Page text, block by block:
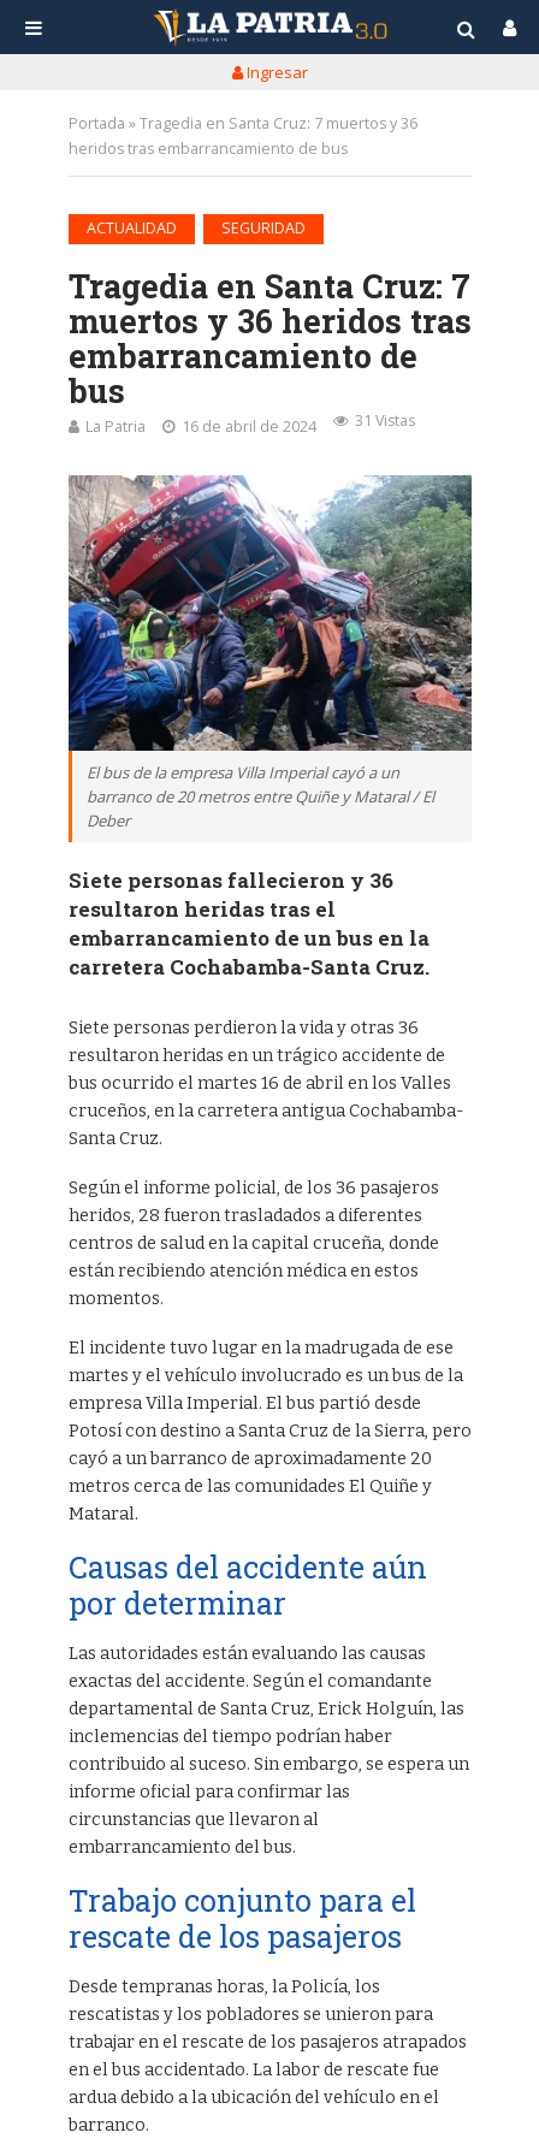
Ingresar
Portada »Tragedia en Santa Cruz: 7 muertos y 36
heridos tras embarrancamiento de bus
ACTUALIDAD SEGURIDAD
Tragedia en Santa Cruz: 7
muertos y 36 heridos tras
embarrancamiento de
bus
La Patria 16 de abril de 2024 31 Vistas
El bus de la empresa Villa Imperial cayó a un
barranco de 20 metros entre Quiñe y Mataral / El
Deber
Siete personas fallecieron y 36
resultaron heridas tras el
embarrancamiento de un bus en la
carretera Cochabamba-Santa Cruz.
Siete personas perdieron la vida y otras 36
resultaron heridas en un trágico accidente de
bus ocurrido el martes 16 de abril en los Valles
cruceños, en la carretera antigua Cochabamba-
Santa Cruz.
Según el informe policial, de los 36 pasajeros
heridos, 28 fueron trasladados a diferentes
centros de salud en la capital cruceña, donde
están recibiendo atención médica en estos
momentos.
El incidente tuvo lugar en la madrugada de ese
martes y el vehículo involucrado es un bus de la
empresa Villa Imperial. El bus partió desde
Potosí con destino a Santa Cruz de la Sierra, pero
cayó a un barranco de aproximadamente 20
metros cerca de las comunidades El Quiñe y
Mataral.
Causas del accidente aún
por determinar
Las autoridades están evaluando las causas
exactas del accidente. Según el comandante
departamental de Santa Cruz, Erick Holguín, las
inclemencias del tiempo podrían haber
contribuido al suceso. Sin embargo, se espera un
informe oficial para confirmar las
circunstancias que llevaron al
embarrancamiento del bus.
Trabajo conjunto para el
rescate de los pasajeros
Desde tempranas horas, la Policía, los
rescatistas y los pobladores se unieron para
trabajar en el rescate de los pasajeros atrapados
en el bus accidentado. La labor de rescate fue
ardua debido a la ubicación del vehículo en el
barranco.